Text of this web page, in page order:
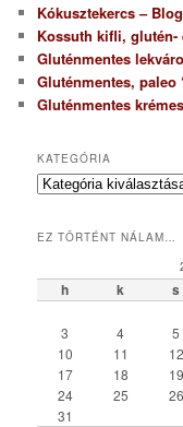
Kókusztekercs –
Kossuth kifli, glutén-
Gluténmentes
Gluténmentes, paleo
Gluténmentes
KATEGÓRIA
K
e
r
EZ TÖRTÉNT NÁLAM…
h k s
3
4 5
10
11 12
17
18 19
24
25 26
31